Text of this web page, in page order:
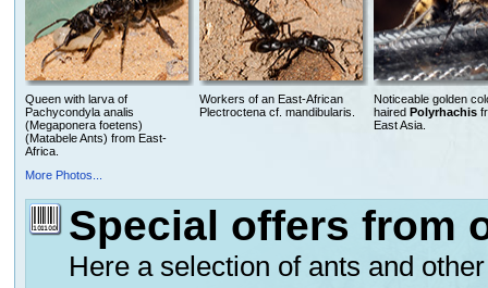
Queen with larva of
Pachycondyla analis
(Megaponera foetens)
(Matabele Ants) from East-
Africa.
More Photos...
Workers of an East-African
Plectroctena cf. mandibularis.
Noticeable golden
haired Polyrhachis
East Asia.
Special offers from
Here a selection of ants and